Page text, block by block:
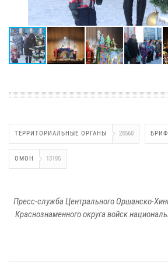
ТЕРРИТОРИАЛЬНЫЕ ОРГАНЫ 28560
ОМОН 13195
Пресс-служба Центрального Оршанско-
Краснознаменного округа войск